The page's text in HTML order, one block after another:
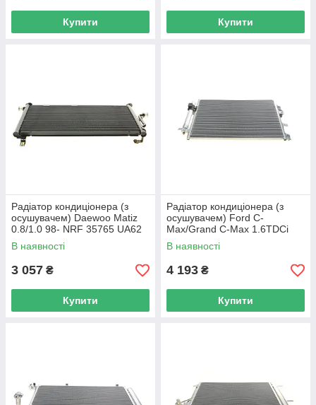
Купити Купити
Радіатор кондиціонера (з
осушувачем) Daewoo Matiz
0.8/1.0 98- NRF 35765 UA62
В наявності
3 057 ₴
Купити
Радіатор кондиціонера (з
осушувачем) Ford C-
Max/Grand C-Max 1.6TDCi
10-19 NRF 350209 UA62
В наявності
4 193 ₴
Купити